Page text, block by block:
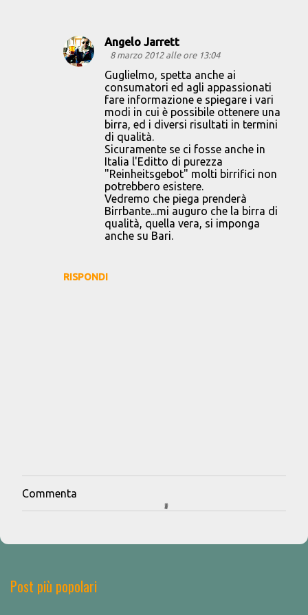
RISPONDI
Angelo Jarrett
8 marzo 2012 alle ore 13:04
Guglielmo, spetta anche ai
consumatori ed agli appassionati
fare informazione e spiegare i vari
modi in cui è possibile ottenere una
birra, ed i diversi risultati in termini
di qualità.
Sicuramente se ci fosse anche in
Italia l'Editto di purezza
"Reinheitsgebot" molti birrifici non
potrebbero esistere.
Vedremo che piega prenderà
Birrbante...mi auguro che la birra di
qualità, quella vera, si imponga
anche su Bari.
P
o
a
c
o
Commenta
Post più popolari